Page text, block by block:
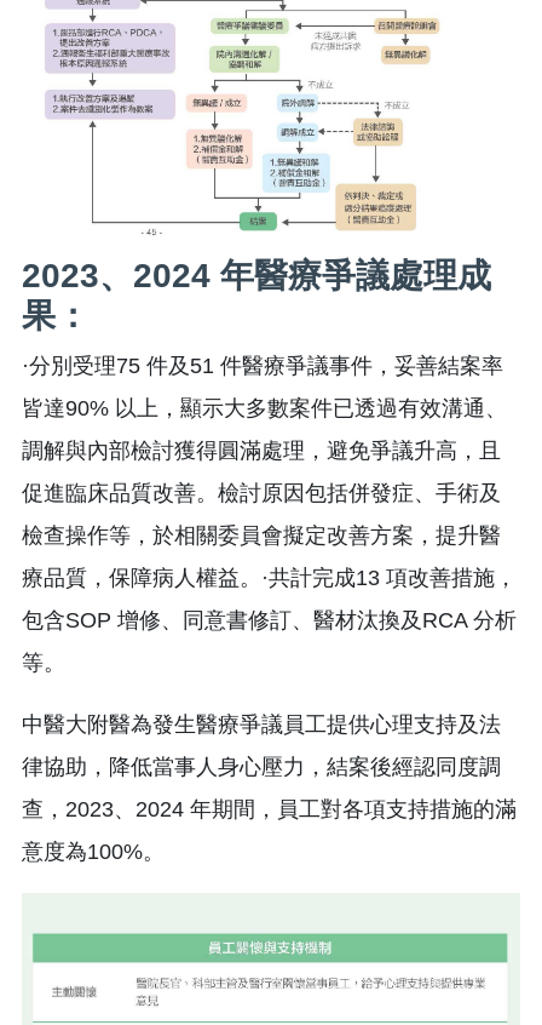
2023、2024 年醫療爭議處理成
果：
·分別受理75 件及51 件醫療爭議事件，妥善結案率
皆達90% 以上，顯示大多數案件已透過有效溝通、
調解與內部檢討獲得圓滿處理，避免爭議升高，且
促進臨床品質改善。檢討原因包括併發症、手術及
檢查操作等，於相關委員會擬定改善方案，提升醫
療品質，保障病人權益。·共計完成13 項改善措施，
包含SOP 增修、同意書修訂、醫材汰換及RCA 分析
等。
中醫大附醫為發生醫療爭議員工提供心理支持及法
律協助，降低當事人身心壓力，結案後經認同度調
查，2023、2024 年期間，員工對各項支持措施的滿
意度為100%。